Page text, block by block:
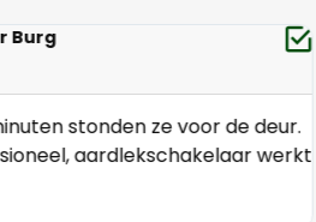
Burg
stonden ze voor de deur.
aardlekschakelaar werkt